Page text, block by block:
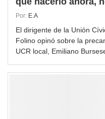
Por: E.A
El dirigente de la Unión
Folino opinó sobre la
UCR local, Emiliano